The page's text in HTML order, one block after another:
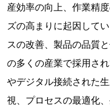
産効率の向上、作業精
ズの高まりに起因して
スの改善、製品の品質
の多くの産業で採用さ
やデジタル接続された
視、プロセスの最適化